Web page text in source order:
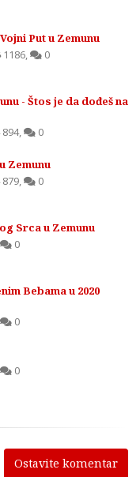
Put u Zemunu
1186, 0
- Štos je da dođeš na
894, 0
Zemunu
879, 0
Srca u Zemunu
0
Bebama u 2020
0
0
Ostavite komentar